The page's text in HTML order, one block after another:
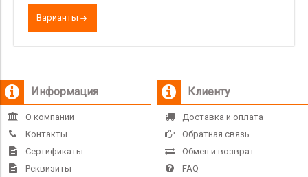
Варианты
Информация
О компании
Контакты
Сертификаты
Реквизиты
Клиенту
Доставка и оплата
Обратная связь
Обмен и возврат
FAQ